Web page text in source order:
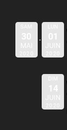
SAM
30
MAI
2020
LUN
01
JUIN
2020
DIM
14
JUIN
2020